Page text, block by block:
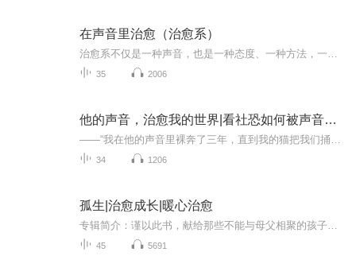
在声音里治愈（治愈系）
35 2006
他的声音，治愈我的世界|看社恐如何被声音治愈|AI
34 1206
孤生|治愈成长|暖心治愈
45 5691